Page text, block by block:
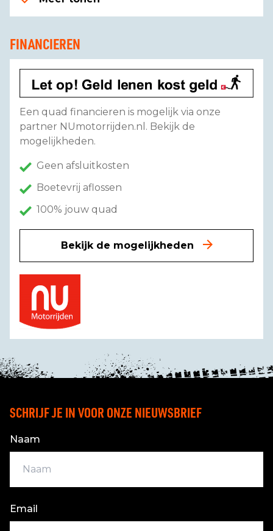
FINANCIEREN
Een quad financieren is mogelijk via onze
partner NUmotorrijden.nl. Bekijk de
mogelijkheden.
Geen afsluitkosten
Boetevrij aflossen
100% jouw quad
Bekijk de mogelijkheden
SCHRIJF JE IN VOOR ONZE NIEUWSBRIEF
Naam
Email